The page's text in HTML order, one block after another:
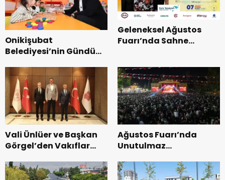
Onikişubat
Belediyesi’nin Gündüz
dönemin ön kayıtları
başladı.
Geleneksel Ağustos
Fuarı’nda Sahne
Vali Ünlüer ve Başkan
Görgel’den Vakıflar
ziyaret.
Ağustos Fuarı’nda
Unutulmaz